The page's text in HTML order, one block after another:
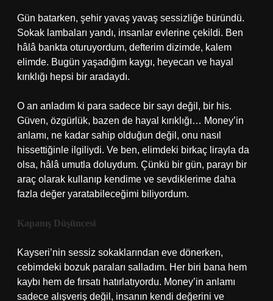
Gün batarken, şehir yavaş yavaş sessizliğe büründü.
Sokak lambaları yandı, insanlar evlerine çekildi. Ben
hâlâ bankta oturuyordum, defterim dizimde, kalem
elimde. Bugün yaşadığım kaygı, heyecan ve hayal
kırıklığı hepsi bir aradaydı.
O an anladım ki para sadece bir sayı değil, bir his.
Güven, özgürlük, bazen de hayal kırıklığı… Money’in
anlamı, ne kadar sahip olduğun değil, onu nasıl
hissettiğinle ilgiliydi. Ve ben, elimdeki birkaç lirayla da
olsa, hâlâ umutla doluydum. Çünkü bir gün, parayı bir
araç olarak kullanıp kendime ve sevdiklerime daha
fazla değer yaratabileceğimi biliyordum.
Kapanış Düşüncesi
Kayseri’nin sessiz sokaklarından eve dönerken,
cebimdeki bozuk paraları salladım. Her biri bana hem
kaybı hem de fırsatı hatırlatıyordu. Money’in anlamı
sadece alışveriş değil, insanın kendi değerini ve